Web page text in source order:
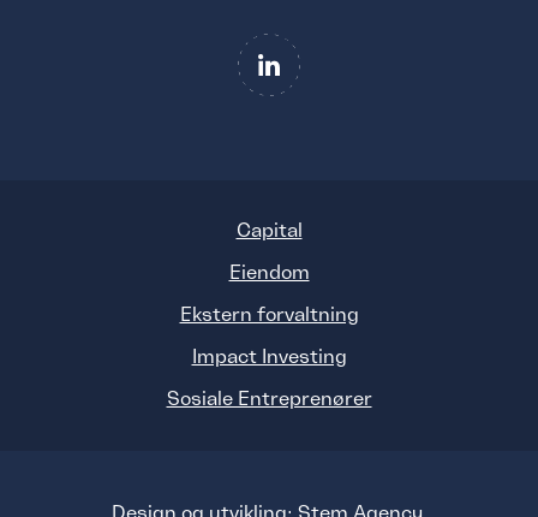
Capital
Eiendom
Ekstern forvaltning
Impact Investing
Sosiale Entreprenører